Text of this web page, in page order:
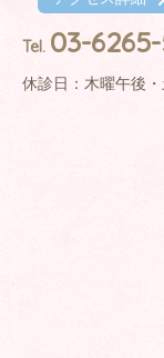
Tel. 03-
休診日：木曜午後